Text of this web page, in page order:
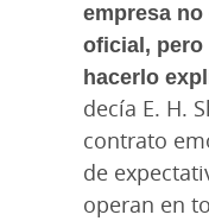
empresa
oficial, pero
hacerlo
decía E. H.
contrato
de
operan en